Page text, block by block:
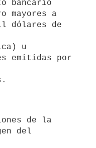
bancario
mayores a
dólares de
u
emitidas por
del